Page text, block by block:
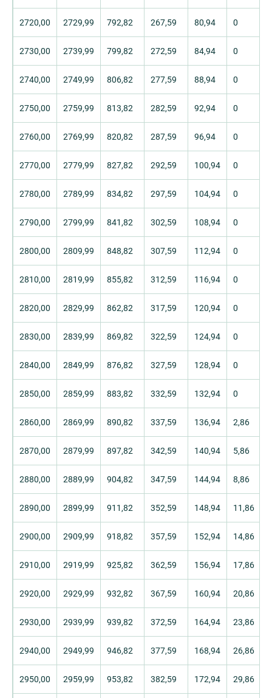
2720,00 2729,99 792,82 267,59 80,94 0
2730,00 2739,99 799,82 272,59 84,94 0
2740,00 2749,99 806,82 277,59 88,94 0
2750,00 2759,99 813,82 282,59 92,94 0
2760,00 2769,99 820,82 287,59 96,94 0
2770,00 2779,99 827,82 292,59 100,94 0
2780,00 2789,99 834,82 297,59 104,94 0
2790,00 2799,99 841,82 302,59 108,94 0
2800,00 2809,99 848,82 307,59 112,94 0
2810,00 2819,99 855,82 312,59 116,94 0
2820,00 2829,99 862,82 317,59 120,94 0
2830,00 2839,99 869,82 322,59 124,94 0
2840,00 2849,99 876,82 327,59 128,94 0
2850,00 2859,99 883,82 332,59 132,94 0
2860,00 2869,99 890,82 337,59 136,94 2,86
2870,00 2879,99 897,82 342,59 140,94 5,86
2880,00 2889,99 904,82 347,59 144,94 8,86
2890,00 2899,99 911,82 352,59 148,94 11,86
2900,00 2909,99 918,82 357,59 152,94 14,86
2910,00 2919,99 925,82 362,59 156,94 17,86
2920,00 2929,99 932,82 367,59 160,94 20,86
2930,00 2939,99 939,82 372,59 164,94 23,86
2940,00 2949,99 946,82 377,59 168,94 26,86
2950,00 2959,99 953,82 382,59 172,94 29,86